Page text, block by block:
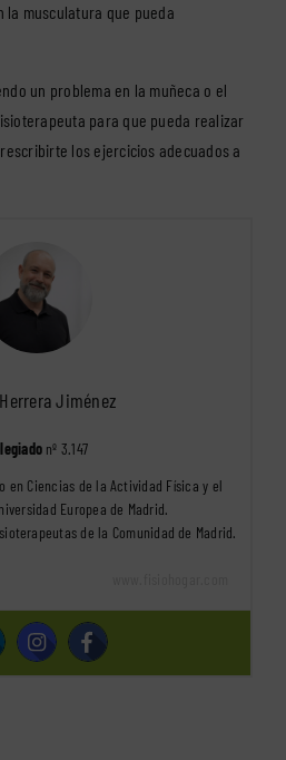
la musculatura que pueda
un problema en la muñeca o el
para que pueda realizar
los ejercicios adecuados a
Jiménez
nº 3.147
en Ciencias de la Actividad Física y el
Europea de Madrid.
de la Comunidad de Madrid.